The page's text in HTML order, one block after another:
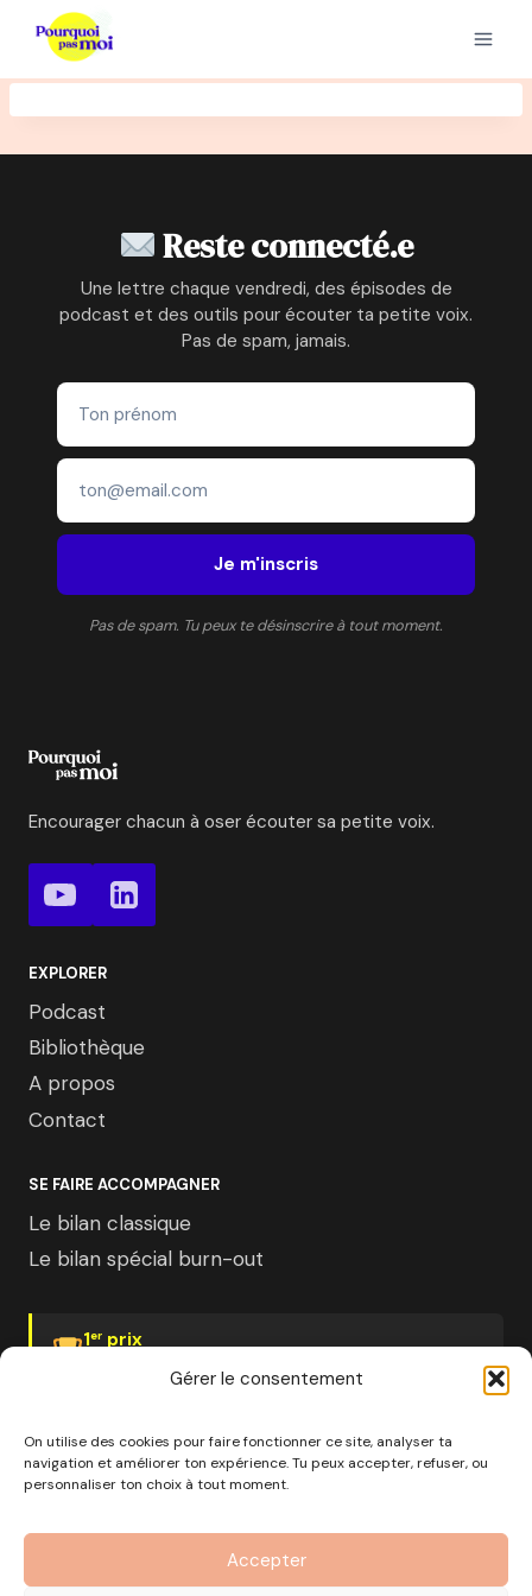
Gérer le consentement
On utilise des cookies pour faire fonctionner ce site, analyser ta
navigation et améliorer ton expérience. Tu peux accepter, refuser, ou
personnaliser ton choix à tout moment.
Accepter
contenu
Reste connecté.e
Une lettre chaque vendredi, des épisodes de
podcast et des outils pour écouter ta petite voix.
Pas de spam, jamais.
Je m'inscris
Pas de spam. Tu peux te désinscrire à tout moment.
Encourager chacun à oser écouter sa petite voix.
EXPLORER
Podcast
Bibliothèque
A propos
Contact
SE FAIRE ACCOMPAGNER
Le bilan classique
Le bilan spécial burn-out
1er prix
capital de 1000€ · RCS Marseille · SIRET
890 976 699 00037
OF n°93 13 18812 13 — Enregistré auprès du préfet de la